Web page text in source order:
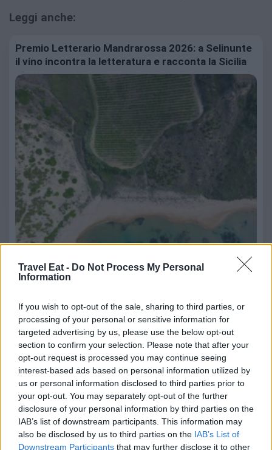
Travel Eat - Do Not Process My Personal
Information
If you wish to opt-out of the sale, sharing to third parties, or
processing of your personal or sensitive information for
targeted advertising by us, please use the below opt-out
section to confirm your selection. Please note that after your
opt-out request is processed you may continue seeing
interest-based ads based on personal information utilized by
us or personal information disclosed to third parties prior to
your opt-out. You may separately opt-out of the further
disclosure of your personal information by third parties on the
IAB’s list of downstream participants. This information may
also be disclosed by us to third parties on the IAB’s List of
Downstream Participants that may further disclose it to other
Leggi anche:
Premio Letterario Mandrarossa 2026: a Selinunte
il vino incontra la letteratura e racconta la Sicilia
14 Luglio 2026
Il 25 luglio, nel Tempio di Hera del Parco Archeologico di
Libri da Gustare torna a Limone Piemonte: sei
appuntamenti tra libri, musica e teatro